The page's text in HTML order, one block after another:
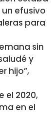
efusivo
para
sin
y
hijo”,
el 2020,
en el